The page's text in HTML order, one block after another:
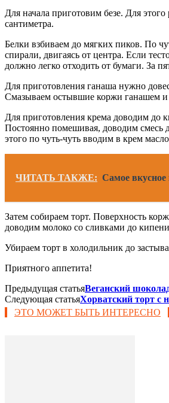
Для начала приготовим безе. Для
сантиметра.
Белки взбиваем до мягких пиков. По
спирали, двигаясь от центра. Если
должно легко отходить от бумаги. За
Для приготовления ганаша нужно
Смазываем остывшие коржи ганашем и
Для приготовления крема доводим до
Постоянно помешивая, доводим смесь
этого по чуть-чуть вводим в крем
ЧИТАТЬ ТАКЖЕ: Самое вкусное
Затем собираем торт. Поверхность
доводим молоко со сливками до
Убираем торт в холодильник до
Приятного аппетита!
Предыдущая статьяВеганский
Следующая статьяХорватский торт с
ЭТО МОЖЕТ БЫТЬ ИНТЕРЕСНО